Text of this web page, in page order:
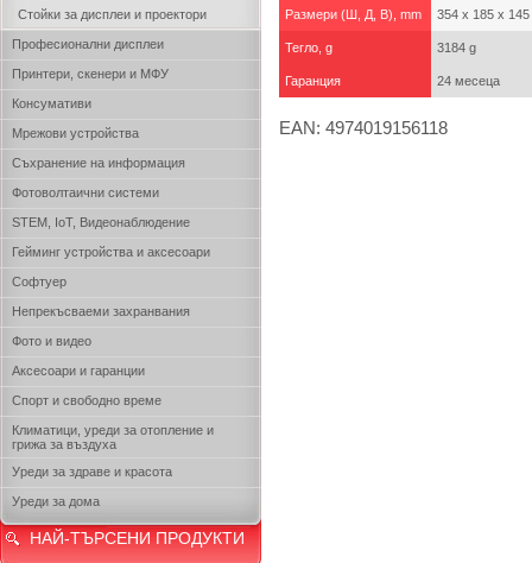
Стойки за дисплеи и проектори
Професионални дисплеи
Принтери, скенери и МФУ
Консумативи
Мрежови устройства
Съхранение на информация
Фотоволтаични системи
STEM, IoT, Видеонаблюдение
Гейминг устройства и аксесоари
Софтуер
Непрекъсваеми захранвания
Фото и видео
Аксесоари и гаранции
Спорт и свободно време
Климатици, уреди за отопление и
грижа за въздуха
Уреди за здраве и красота
Уреди за дома
НАЙ-ТЪРСЕНИ ПРОДУКТИ
Размери (Ш, Д, В), mm 354 x 185 x 145
Тегло, g 3184 g
Гаранция 24 месеца
EAN: 4974019156118